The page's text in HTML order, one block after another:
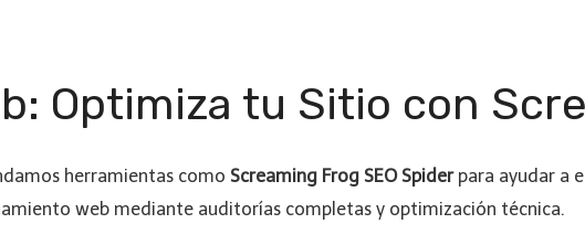
Optimiza tu Sitio con
herramientas como Screaming Frog SEO Spiderpara ayudar a
web mediante auditorías completas y optimización técnica.